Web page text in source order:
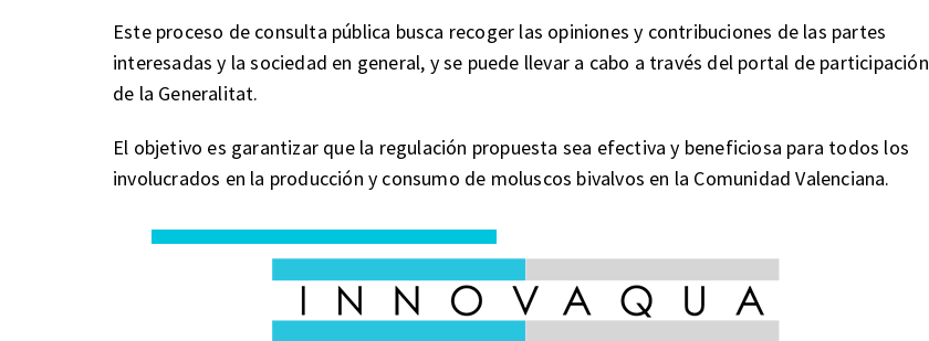
Este proceso de consulta pública busca recoger las opiniones y contribuciones de las partes
interesadas y la sociedad en general, y se puede llevar a cabo a través del portal de participación
de la Generalitat.
El objetivo es garantizar que la regulación propuesta sea efectiva y beneficiosa para todos los
involucrados en la producción y consumo de moluscos bivalvos en la Comunidad Valenciana.